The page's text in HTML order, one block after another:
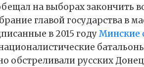
на выборах закончить
главой государства в
в 2015 годуМинские
обстреливали русских